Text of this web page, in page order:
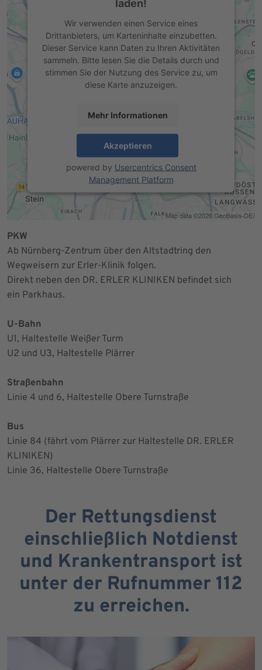
laden!
Wir verwenden einen Service eines
Drittanbieters, um Karteninhalte einzubetten.
Dieser Service kann Daten zu Ihren Aktivitäten
sammeln. Bitte lesen Sie die Details durch und
stimmen Sie der Nutzung des Service zu, um
diese Karte anzuzeigen.
Mehr Informationen
Akzeptieren
powered by Usercentrics Consent
Management Platform
PKW
Ab Nürnberg-Zentrum über den Altstadtring den
Wegweisern zur Erler-Klinik folgen.
Direkt neben den DR. ERLER KLINIKEN befindet sich
ein Parkhaus.
U-Bahn
U1, Haltestelle Weißer Turm
U2 und U3, Haltestelle Plärrer
Straßenbahn
Linie 4 und 6, Haltestelle Obere Turnstraße
Bus
Linie 84 (fährt vom Plärrer zur Haltestelle DR. ERLER
KLINIKEN)
Linie 36, Haltestelle Obere Turnstraße
Der Rettungsdienst
einschließlich Notdienst
und Krankentransport ist
unter der Rufnummer 112
zu erreichen.